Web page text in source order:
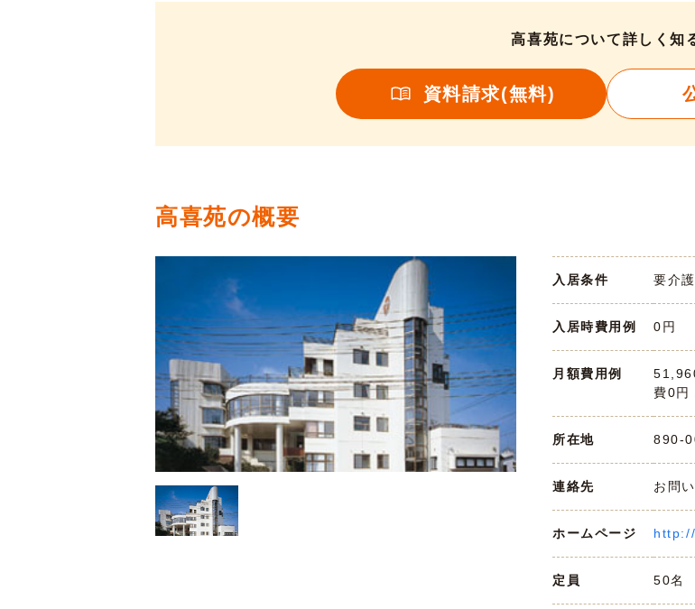
高喜苑について詳しく知
資料請求(無料)
高喜苑の概要
入居条件 要介
入居時費用例 0円
月額費用例
費0
所在地 890-
連絡先 お問
ホームページ
定員 50名